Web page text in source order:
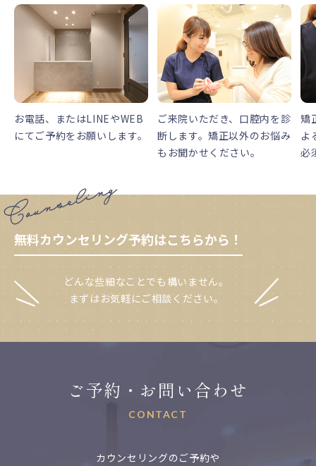
お電話、またはLINEやWEB
にてご予約をお願いします。
ご来院いただき、口腔内を診
断します。矯正以外のお悩み
もお聞かせください。
矯
よ
必
無料カウンセリング予約はこちらから！
どんな些細なことでも構いません。
まずはお気軽にご相談ください。
ご予約・お問い合わせ
CONTACT
カウンセリングのご予約や